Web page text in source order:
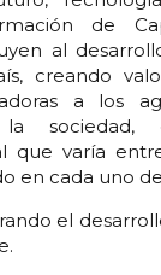
de
al
creando
a los
sociedad,
que varía
en cada uno
el